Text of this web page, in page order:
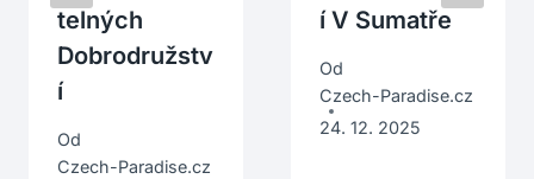
Telných
Dobrodružstv
Í
Od
Czech-Paradise.cz
Í V Sumatře
Od
Czech-Paradise.cz
24. 12. 2025